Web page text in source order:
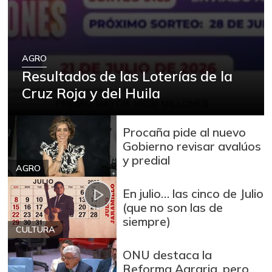
Arroz
12/09/2023
$ 2.180,00
+88,05%
Arroz blanco
12/09/2023
$ 3.995,50
+53,54%
Arroz blanco en
bulto
12/09/2023
Arroz blanco
importado
07/25/2026
Arroz de primera
07/25/2026
$ 3.494,15
Arroz de segunda
07/25/2026
$ 3.162,00
-0,53%
AGRO
Resultados de las Loterías de la
Cruz Roja y del Huila
AGRO
Procaña pide al nuevo
Gobierno revisar avalúos
y predial
CULTURA
En julio… las cinco de Julio
(que no son las de
siempre)
ONU destaca la
Reforma Agraria, pero